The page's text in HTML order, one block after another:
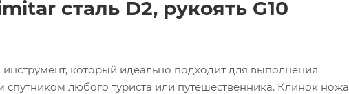
сталь D2, рукоять G10
который идеально подходит для выполнения
любого туриста или путешественника. Клинок ножа